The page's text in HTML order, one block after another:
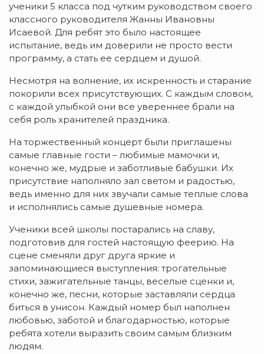
ученики 5 класса под чутким руководством своего
классного руководителя Жанны Ивановны
Исаевой. Для ребят это было настоящее
испытание, ведь им доверили не просто вести
программу, а стать ее сердцем и душой.
Несмотря на волнение, их искренность и старание
покорили всех присутствующих. С каждым словом,
с каждой улыбкой они все увереннее брали на
себя роль хранителей праздника.
На торжественный концерт были приглашены
самые главные гости – любимые мамочки и,
конечно же, мудрые и заботливые бабушки. Их
присутствие наполняло зал светом и радостью,
ведь именно для них звучали самые теплые слова
и исполнялись самые душевные номера.
Ученики всей школы постарались на славу,
подготовив для гостей настоящую феерию. На
сцене сменяли друг друга яркие и
запоминающиеся выступления: трогательные
стихи, зажигательные танцы, веселые сценки и,
конечно же, песни, которые заставляли сердца
биться в унисон. Каждый номер был наполнен
любовью, заботой и благодарностью, которые
ребята хотели выразить своим самым близким
людям.